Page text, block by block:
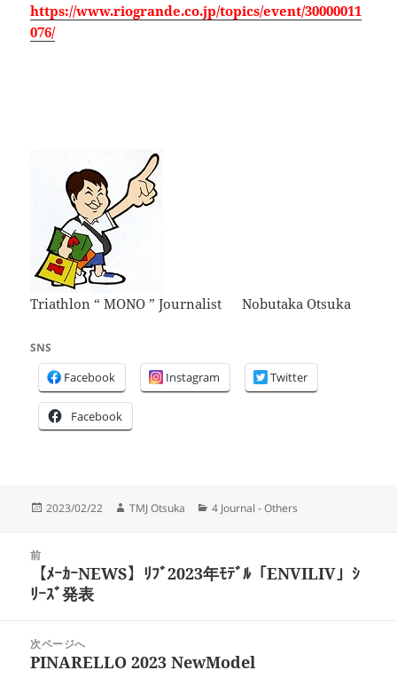
https://www.riogrande.co.jp/topics/event/30000011
076/
Triathlon “ MONO ” Journalist Nobutaka Otsuka
SNS
Facebook Instagram Twitter
Facebook
投
2023/02/22
作
TMJ Otsuka
カ
ー
4 Journal - Others
前
前
の
稿:
【ﾒｰｶｰNEWS】ﾘﾌﾞ2023年ﾓﾃﾞﾙ「ENVILIV」ｼ
ﾘｰｽﾞ発表
次ページへ
次
PINARELLO 2023 NewModel